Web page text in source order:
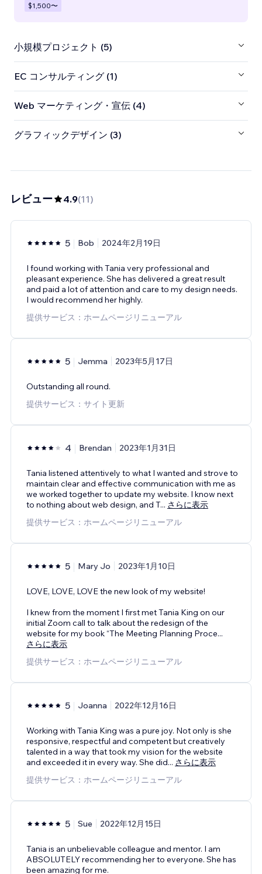
$1,500〜
小規模プロジェクト (5)
EC コンサルティング (1)
Web マーケティング・宣伝 (4)
グラフィックデザイン (3)
レビュー 4.9(11)
5 Bob 2024年2月19日
I found working with Tania very professional and
pleasant experience. She has delivered a great result
and paid a lot of attention and care to my design needs.
I would recommend her highly.
提供サービス：ホームページリニューアル
5 Jemma 2023年5月17日
Outstanding all round.
提供サービス：サイト更新
4 Brendan 2023年1月31日
Tania listened attentively to what I wanted and strove to
maintain clear and effective communication with me as
we worked together to update my website. I know next
to nothing about web design, and T... さらに表示
提供サービス：ホームページリニューアル
5 Mary Jo 2023年1月10日
LOVE, LOVE, LOVE the new look of my website!
I knew from the moment I first met Tania King on our
initial Zoom call to talk about the redesign of the
website for my book “The Meeting Planning Proce...
さらに表示
提供サービス：ホームページリニューアル
5 Joanna 2022年12月16日
Working with Tania King was a pure joy. Not only is she
responsive, respectful and competent but creatively
talented in a way that took my vision for the website
and exceeded it in every way. She did... さらに表示
提供サービス：ホームページリニューアル
5 Sue 2022年12月15日
Tania is an unbelievable colleague and mentor. I am
ABSOLUTELY recommending her to everyone. She has
been amazing for me.